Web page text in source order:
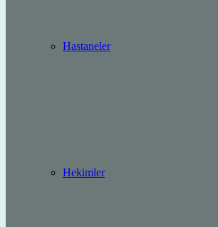
Hastaneler
Hekimler